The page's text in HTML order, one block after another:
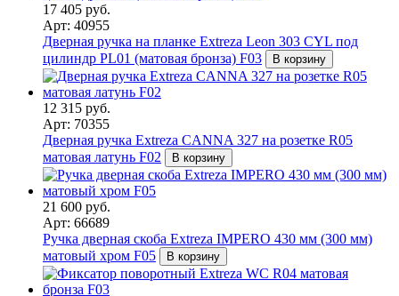
17 405 руб.
Арт: 40955
Дверная ручка на планке Extreza Leon 303 CYL под
цилиндр PL01 (матовая бронза) F03
В корзину
12 315 руб.
Арт: 70355
Дверная ручка Extreza CANNA 327 на розетке R05
матовая латунь F02
В корзину
21 600 руб.
Арт: 66689
Ручка дверная скоба Extreza IMPERO 430 мм (300 мм)
матовый хром F05
В корзину